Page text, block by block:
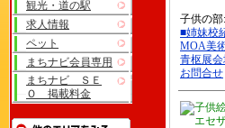
観光・道の駅
求人情報
ペット
まちナビ会員専用
まちナビ ＳＥ
Ｏ 掲載料金
子供の部
■姉妹校
MOA美
青枢展
お問合せ